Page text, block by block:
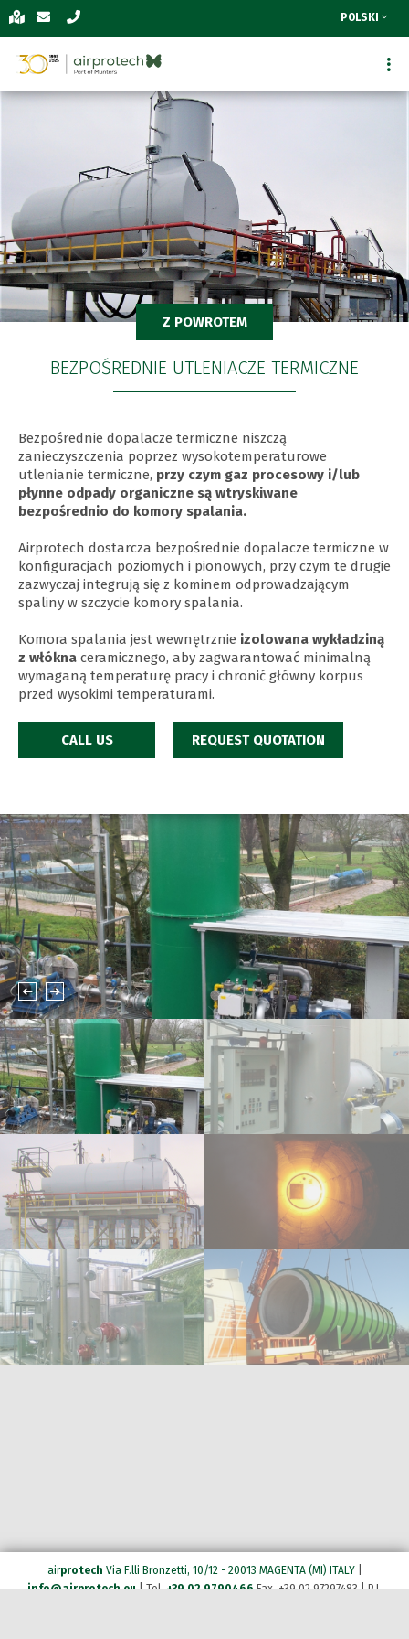
POLSKI
Z POWROTEM
BEZPOŚREDNIE UTLENIACZE TERMICZNE
Bezpośrednie dopalacze termiczne niszczą
zanieczyszczenia poprzez wysokotemperaturowe
utlenianie termiczne, przy czym gaz procesowy i/lub
płynne odpady organiczne są wtryskiwane
bezpośrednio do komory spalania.
Airprotech dostarcza bezpośrednie dopalacze termiczne w
konfiguracjach poziomych i pionowych, przy czym te drugie
zazwyczaj integrują się z kominem odprowadzającym
spaliny w szczycie komory spalania.
Komora spalania jest wewnętrznie izolowana wykładziną
z włókna ceramicznego, aby zagwarantować minimalną
wymaganą temperaturę pracy i chronić główny korpus
przed wysokimi temperaturami.
CALL US REQUEST QUOTATION
airprotech Via F.lli Bronzetti, 10/12 - 20013 MAGENTA (MI) ITALY|
info@airprotech.eu| Tel.+39 02 9790466Fax. +39 02 97297483 | P.I.